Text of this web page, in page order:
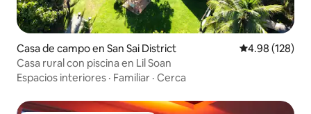
Casa de campo en San Sai District Calificación
4.98 (128)
Casa rural con piscina en Lil Soan
Espacios interiores · Familiar · Cerca